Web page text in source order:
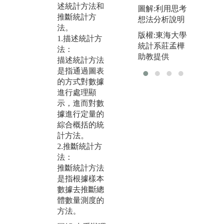
述統計方法和
推斷統計方
法。
1.描述統計方
法：
描述統計方法
是指通過圖表
的方式對數據
進行處理顯
示，進而對數
據進行定量的
綜合概括的統
計方法。
2.推斷統計方
法：
推斷統計方法
是指根據樣本
數據去推斷總
體數量測度的
方法。
習演算法是一
類從資料中自
動分析獲得規
律，並利用規
律對未知資料
算法。 因此資
圖解:利用思考
想法分析說明
版權:東海大學
統計系莊孟樺
助教提供